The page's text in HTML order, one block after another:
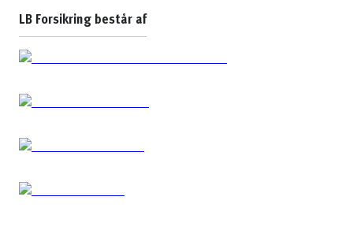
LB Forsikring består af